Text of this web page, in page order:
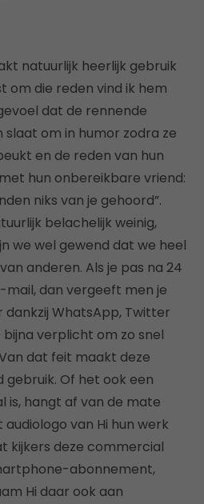
natuurlijk heerlijk gebruik
om die reden vind ik hem
dat de rennende
om in humor zodra ze
en de reden van hun
hun onbereikbare vriend:
niks van je gehoord”.
belachelijk weinig,
we wel gewend dat we heel
anderen. Als je pas na 24
dan vergeeft men je
WhatsApp, Twitter
verplicht om zo snel
dat feit maakt deze
Of het ook een
hangt af van de mate
van Hi hun werk
kijkers deze commercial
abonnement,
Hi daar ook aan